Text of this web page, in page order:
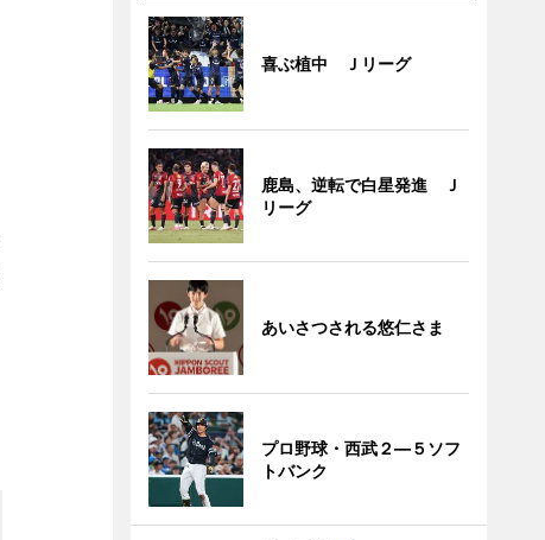
喜ぶ植中 Ｊリーグ
鹿島、逆転で白星発進 Ｊ
リーグ
あいさつされる悠仁さま
プロ野球・西武２―５ソフ
トバンク